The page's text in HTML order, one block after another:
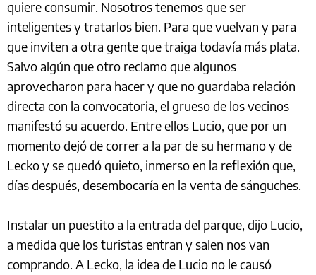
quiere consumir. Nosotros tenemos que ser
inteligentes y tratarlos bien. Para que vuelvan y para
que inviten a otra gente que traiga todavía más plata.
Salvo algún que otro reclamo que algunos
aprovecharon para hacer y que no guardaba relación
directa con la convocatoria, el grueso de los vecinos
manifestó su acuerdo. Entre ellos Lucio, que por un
momento dejó de correr a la par de su hermano y de
Lecko y se quedó quieto, inmerso en la reflexión que,
días después, desembocaría en la venta de sánguches.
Instalar un puestito a la entrada del parque, dijo Lucio,
a medida que los turistas entran y salen nos van
comprando. A Lecko, la idea de Lucio no le causó